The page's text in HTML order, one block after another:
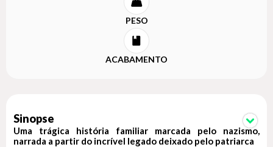
PESO
ACABAMENTO
Sinopse
Uma trágica história familiar marcada pelo nazismo,
narrada a partir do incrível legado deixado pelo patriarca